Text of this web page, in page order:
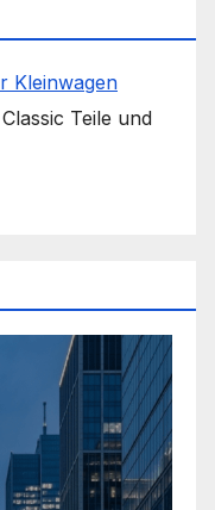
Kleinwagen
Teile und